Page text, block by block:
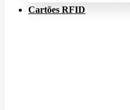
Cartões RFID